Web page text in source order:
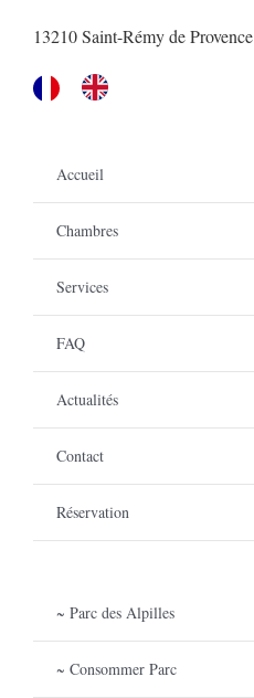
13210 Saint-Rémy de Provence
Accueil
Chambres
Services
FAQ
Actualités
Contact
Réservation
~ Parc des Alpilles
~ Consommer Parc